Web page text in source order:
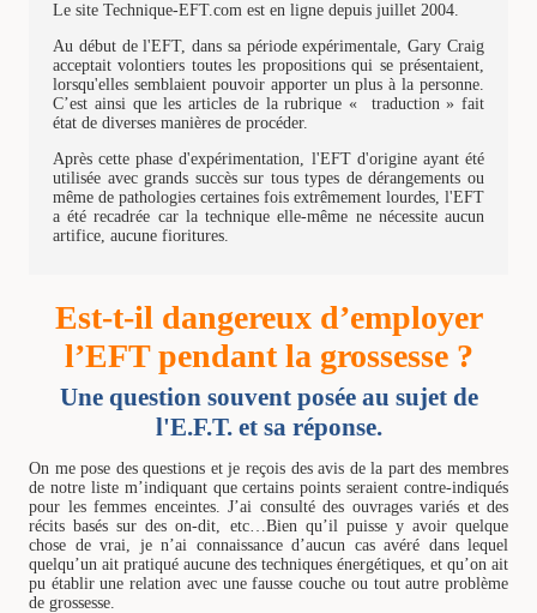
Le site Technique-EFT.com est en ligne depuis juillet 2004.
Au début de l'EFT, dans sa période expérimentale, Gary Craig
acceptait volontiers toutes les propositions qui se présentaient,
lorsqu'elles semblaient pouvoir apporter un plus à la personne.
C’est ainsi que les articles de la rubrique « traduction » fait
état de diverses manières de procéder.
Après cette phase d'expérimentation, l'EFT d'origine ayant été
utilisée avec grands succès sur tous types de dérangements ou
même de pathologies certaines fois extrêmement lourdes, l'EFT
a été recadrée car la technique elle-même ne nécessite aucun
artifice, aucune fioritures.
Est-t-il dangereux d’employer
l’EFT pendant la grossesse ?
Une question souvent posée au sujet de
l'E.F.T. et sa réponse.
On me pose des questions et je reçois des avis de la part des membres
de notre liste m’indiquant que certains points seraient contre-indiqués
pour les femmes enceintes. J’ai consulté des ouvrages variés et des
récits basés sur des on-dit, etc…Bien qu’il puisse y avoir quelque
chose de vrai, je n’ai connaissance d’aucun cas avéré dans lequel
quelqu’un ait pratiqué aucune des techniques énergétiques, et qu’on ait
pu établir une relation avec une fausse couche ou tout autre problème
de grossesse.